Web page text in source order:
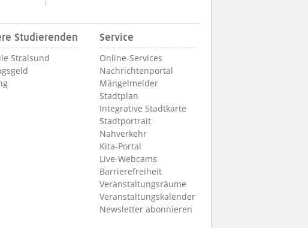
Studierenden
Stralsund
Service
Online-Services
Nachrichtenportal
Mängelmelder
Stadtplan
Integrative Stadtkarte
Stadtportrait
Nahverkehr
Kita-Portal
Live-Webcams
Barrierefreiheit
Veranstaltungsräume
Veranstaltungskalender
Newsletter abonnieren